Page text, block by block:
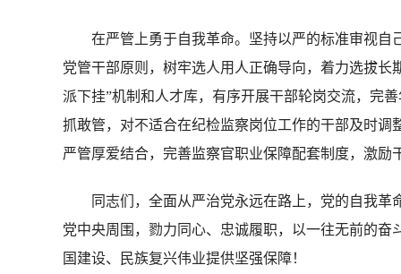
在严管上勇于自我革命。坚持以严的标准审视自己
党管干部原则，树牢选人用人正确导向，着力选拔
派下挂”机制和人才库，有序开展干部轮岗交流，完
抓敢管，对不适合在纪检监察岗位工作的干部及时
严管厚爱结合，完善监察官职业保障配套制度，激励
同志们，全面从严治党永远在路上，党的自我革
党中央周围，勠力同心、忠诚履职，以一往无前的
国建设、民族复兴伟业提供坚强保障！